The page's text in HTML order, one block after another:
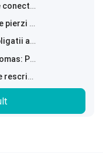
deschisi
valorosi!
din timp
potrivita
continua schimbare